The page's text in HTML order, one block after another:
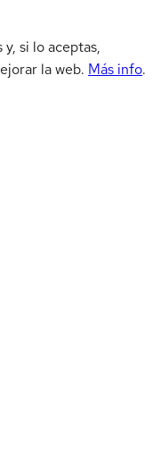
y, si lo aceptas,
la web. Más info.